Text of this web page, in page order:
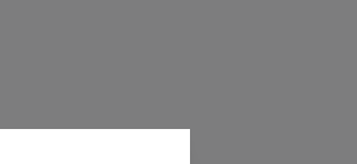
graag aan in ons eigen atelier. Ook voor